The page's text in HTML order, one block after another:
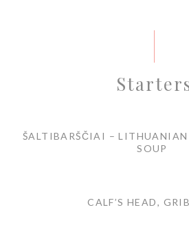
ŠALTIBARŠČIAI –
SOUP
CALF’S HEAD,